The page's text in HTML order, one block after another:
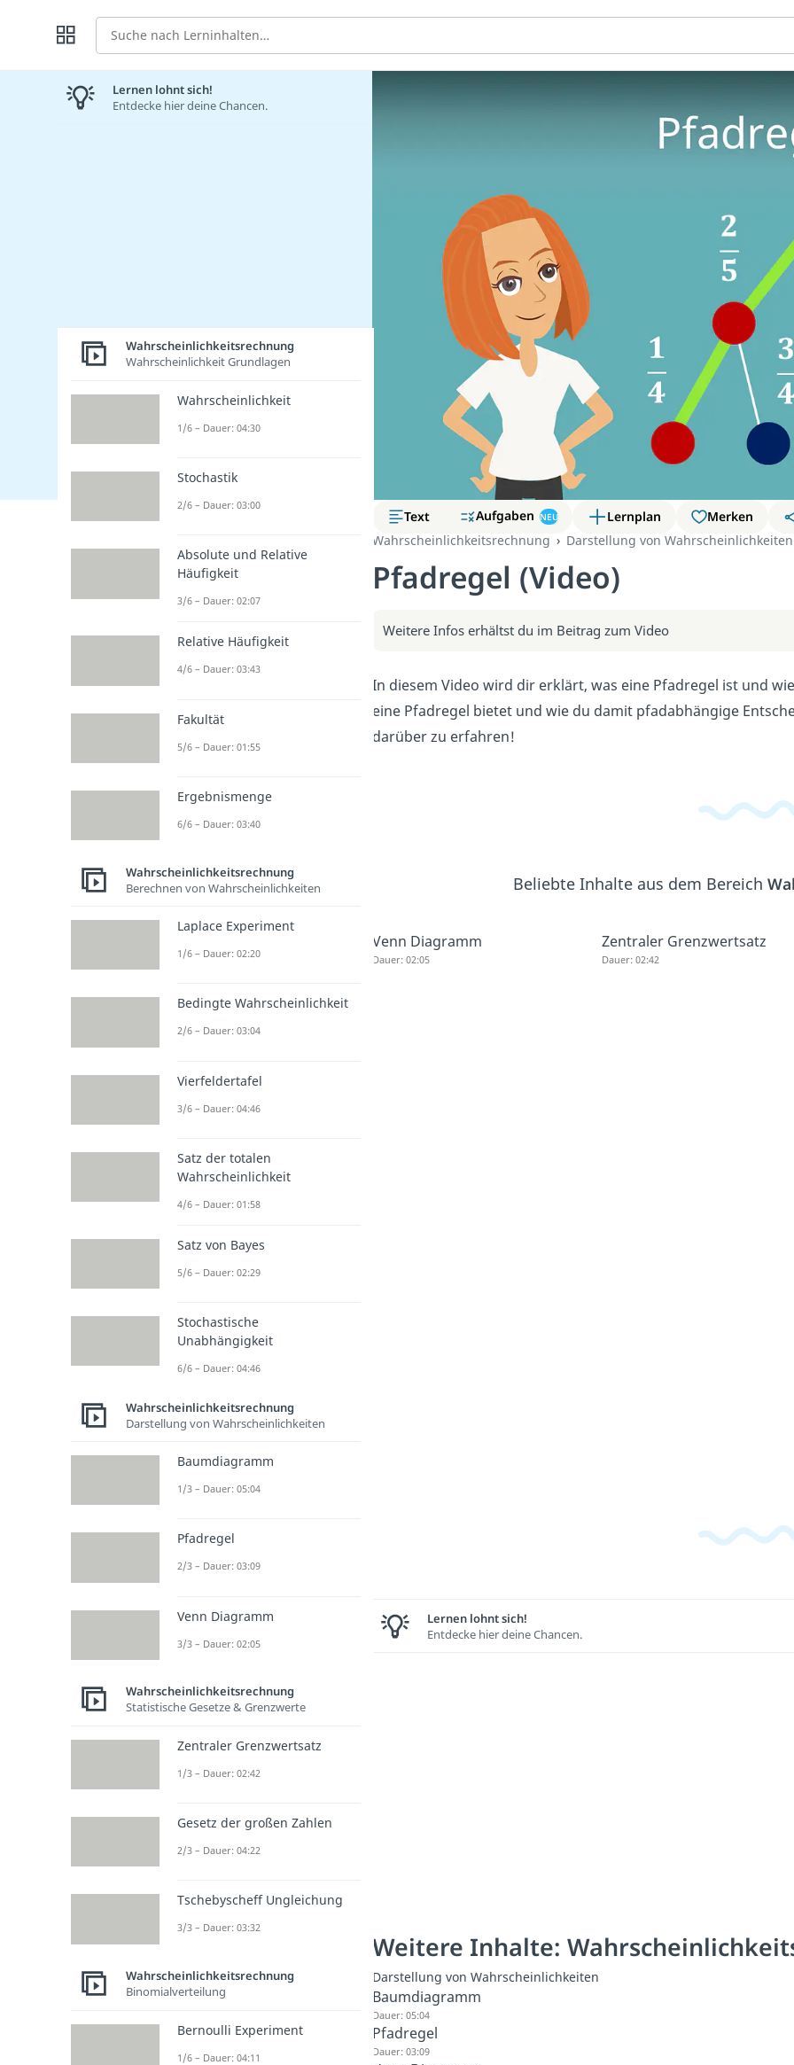
Suche
Text Aufgaben NEU Lernplan Merken
Wahrscheinlichkeitsrechnung
Darstellung von Wahrscheinlichkeiten
Pfadregel (Video)
Weitere Infos erhältst du im Beitrag zum Video
In diesem Video wird dir erklärt, was eine Pfadregel ist und
eine Pfadregel bietet und wie du damit pfadabhängige
darüber zu erfahren!
Beliebte Inhalte aus dem Bereich
Venn Diagramm
Dauer: 02:05
Zentraler Grenzwertsatz
Dauer: 02:42
Lernen lohnt sich!
Entdecke hier deine Chancen.
Weitere Inhalte:
Darstellung von Wahrscheinlichkeiten
Baumdiagramm
Dauer: 05:04
Pfadregel
Dauer: 03:09
Lernen lohnt sich!
Entdecke hier deine Chancen.
Wahrscheinlichkeitsrechnung
Wahrscheinlichkeit Grundlagen
Wahrscheinlichkeit
1/6 – Dauer: 04:30
Stochastik
2/6 – Dauer: 03:00
Absolute und Relative
Häufigkeit
3/6 – Dauer: 02:07
Relative Häufigkeit
4/6 – Dauer: 03:43
Fakultät
5/6 – Dauer: 01:55
Ergebnismenge
6/6 – Dauer: 03:40
Wahrscheinlichkeitsrechnung
Berechnen von Wahrscheinlichkeiten
Laplace Experiment
1/6 – Dauer: 02:20
Bedingte Wahrscheinlichkeit
2/6 – Dauer: 03:04
Vierfeldertafel
3/6 – Dauer: 04:46
Satz der totalen
Wahrscheinlichkeit
4/6 – Dauer: 01:58
Satz von Bayes
5/6 – Dauer: 02:29
Stochastische
Unabhängigkeit
6/6 – Dauer: 04:46
Wahrscheinlichkeitsrechnung
Darstellung von Wahrscheinlichkeiten
Baumdiagramm
1/3 – Dauer: 05:04
Pfadregel
2/3 – Dauer: 03:09
Venn Diagramm
3/3 – Dauer: 02:05
Wahrscheinlichkeitsrechnung
Statistische Gesetze & Grenzwerte
Zentraler Grenzwertsatz
1/3 – Dauer: 02:42
Gesetz der großen Zahlen
2/3 – Dauer: 04:22
Tschebyscheff Ungleichung
3/3 – Dauer: 03:32
Wahrscheinlichkeitsrechnung
Binomialverteilung
Bernoulli Experiment
1/6 – Dauer: 04:11